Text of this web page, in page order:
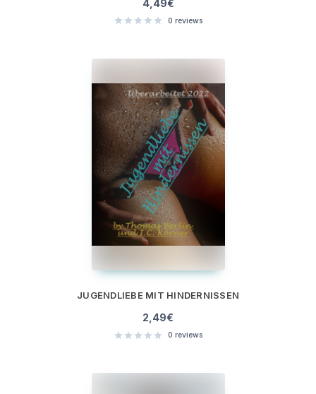
4,49€
0 reviews
JUGENDLIEBE MIT HINDERNISSEN
2,49€
0 reviews